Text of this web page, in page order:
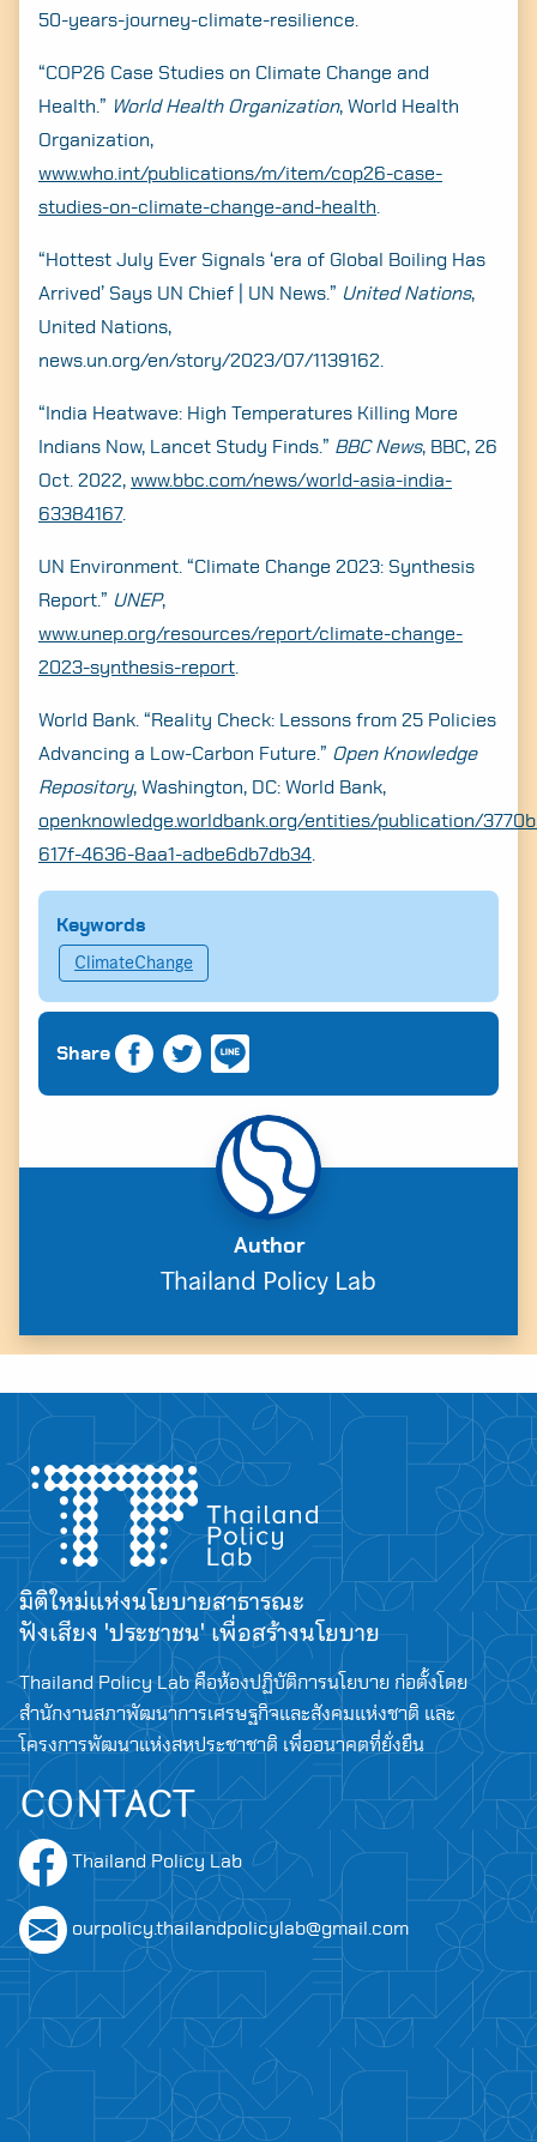
50-years-journey-climate-resilience.
“COP26 Case Studies on Climate Change and
Health.” World Health Organization, World Health
Organization,
www.who.int/publications/m/item/cop26-case-
studies-on-climate-change-and-health
“Hottest July Ever Signals ‘era of Global Boiling Has
Arrived’ Says UN Chief | UN News.” United Nations,
United Nations,
news.un.org/en/story/2023/07/1139162.
“India Heatwave: High Temperatures Killing More
Indians Now, Lancet Study Finds.” BBC News, BBC, 26
Oct. 2022, www.bbc.com/news/world-asia-india-
63384167.
UN Environment. “Climate Change 2023: Synthesis
Report.” UNEP,
www.unep.org/resources/report/climate-change-
2023-synthesis-report
World Bank. “Reality Check: Lessons from 25 Policies
Advancing a Low-Carbon Future.” Open Knowledge
Repository, Washington, DC: World Bank,
openknowledge.worldbank.org/entities/publication/
617f-4636-8aa1-adbe6db7db34
Keywords
ClimateChange
Share
Author
Thailand Policy Lab
มิติใหม่แห่งนโยบายสาธารณะ
ฟังเสียง 'ประชาชน' เพื่อสร้างนโยบาย
Thailand Policy Lab คือห้องปฏิบัติการนโยบาย ก่อตั้งโดย
สำนักงานสภาพัฒนาการเศรษฐกิจและสังคมแห่งชาติ และ
โครงการพัฒนาแห่งสหประชาชาติ เพื่ออนาคตที่ยั่งยืน
CONTACT
Thailand Policy Lab
ourpolicy.thailandpolicylab@gmail.com